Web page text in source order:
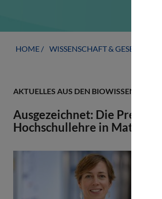
HOME WISSENSCHAFT &
AKTUELLES AUS DEN
Ausgezeichnet: Die
Hochschullehre in